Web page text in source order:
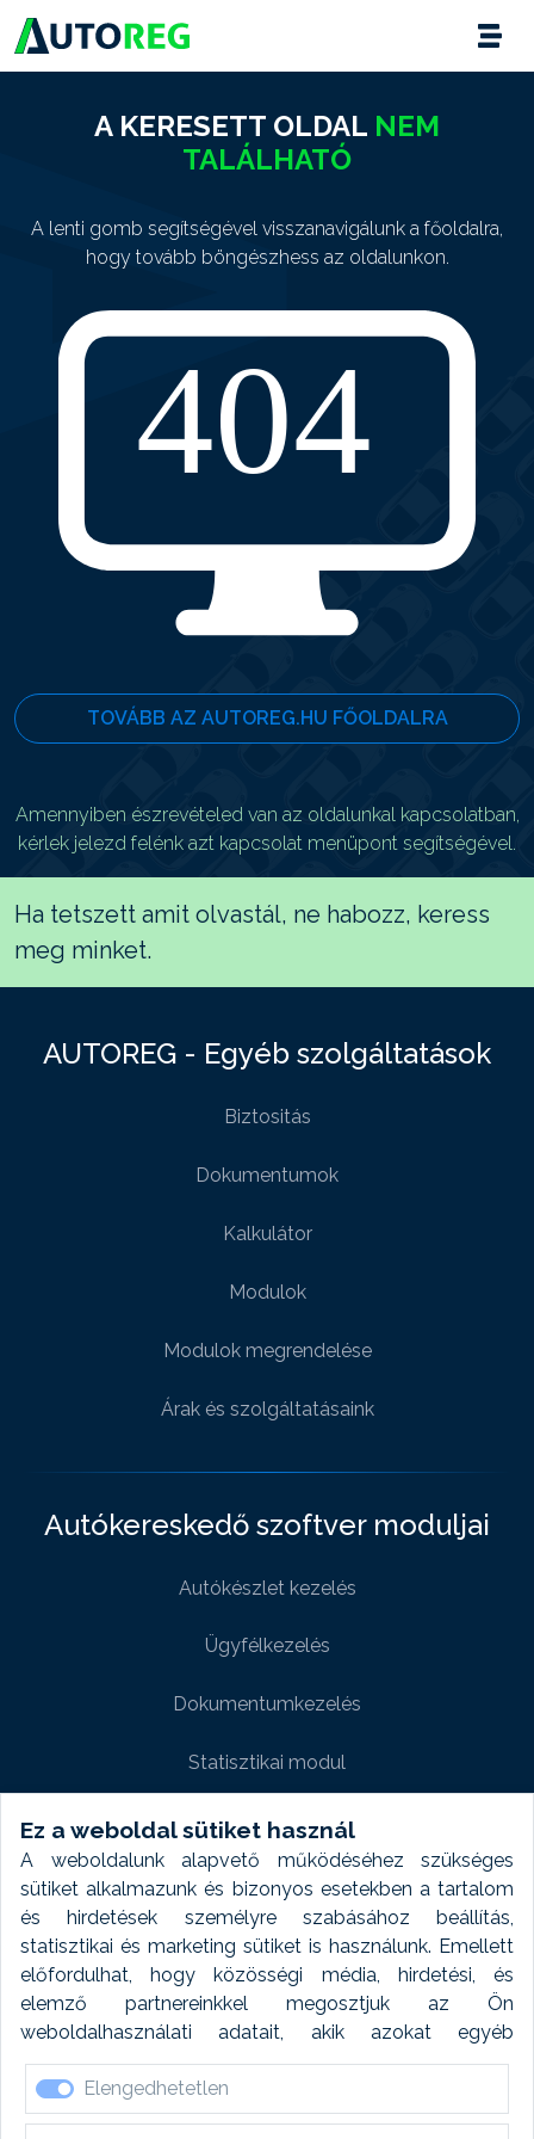
Ez a weboldal sütiket használ
A weboldalunk alapvető működéséhez szükséges
sütiket alkalmazunk és bizonyos esetekben a tartalom
és hirdetések személyre szabásához beállítás,
statisztikai és marketing sütiket is használunk. Emellett
előfordulhat, hogy közösségi média, hirdetési, és
elemző partnereinkkel megosztjuk az Ön
weboldalhasználati adatait, akik azokat egyéb
forrásokból gyűjtött adatokkal kombinálhatják. A sütik
elfogadásával kapcsolatosan naplózást végzünk és
ezen adatokat 6 hónap után automatikusan töröljük. A
Elengedhetetlen
A KERESETT OLDAL NEM
TALÁLHATÓ
A lenti gomb segítségével visszanavigálunk a főoldalra,
hogy tovább böngészhess az oldalunkon.
TOVÁBB AZ AUTOREG.HU FŐOLDALRA
Amennyiben észrevételed van az oldalunkal kapcsolatban,
kérlek jelezd felénk azt kapcsolat menüpont segítségével.
Ha tetszett amit olvastál, ne habozz, keress
meg minket.
AUTOREG - Egyéb szolgáltatások
Biztositás
Dokumentumok
Kalkulátor
Modulok
Modulok megrendelése
Árak és szolgáltatásaink
Autókereskedő szoftver moduljai
Autókészlet kezelés
Ügyfélkezelés
Dokumentumkezelés
Statisztikai modul
Weboldal modul
Fényképtár extra modul
Autómosó modul
Feladatütemezés